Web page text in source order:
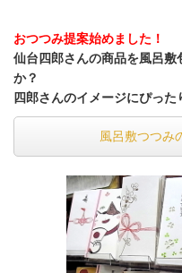
おつつみ提案始めました！
仙台四郎さんの商品を風呂敷
か？
四郎さんのイメージにぴった
風呂敷つつみ